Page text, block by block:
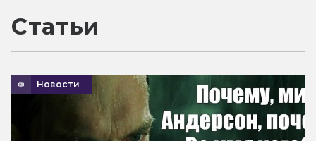
Статьи
Новости